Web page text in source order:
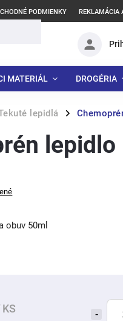
PODMIENKY REKLAMÁCIA
MATERIÁL DROGÉRIA
lepidlá /
KS
lepidlo
obuv 50ml